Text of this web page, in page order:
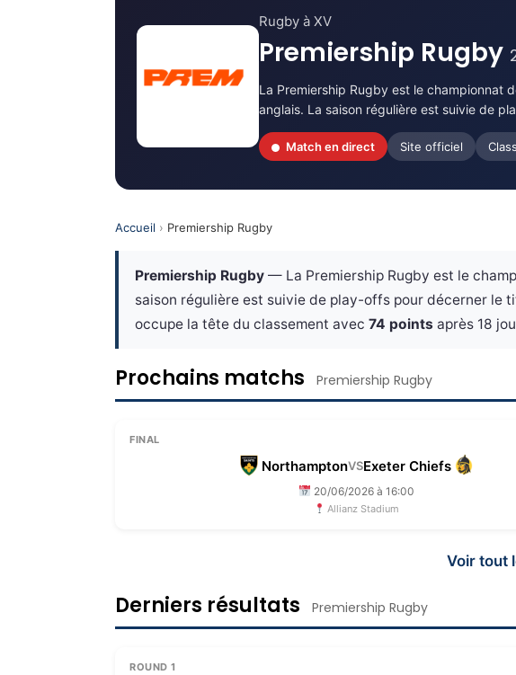
Rugby à XV
Premiership Rugby
La Premiership Rugby est le championnat
anglais. La saison régulière est suivie de
Match en direct Site officiel
Accueil › Premiership Rugby
Premiership Rugby — La Premiership Rugby est le
saison régulière est suivie de play-offs pour décerner le
occupe la tête du classement avec 74 points après 18
Prochains matchs Premiership Rugby
FINAL
NorthamptonVSExeter Chiefs
20/06/2026 à 16:00
Allianz Stadium
Voir tout
Derniers résultats Premiership Rugby
ROUND 1